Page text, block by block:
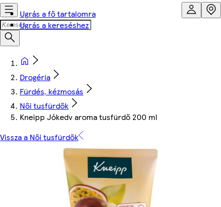
Ugrás a fő tartalomra
Ugrás a kereséshez
Drogéria
Fürdés, kézmosás
Női tusfürdők
Kneipp Jókedv aroma tusfürdő 200 ml
Vissza a Női tusfürdők